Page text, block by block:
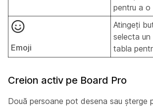
pentru a o
Emoji
Atingeți
selecta un
tabla
Creion activ pe Board Pro
Două persoane pot desena sau șterge